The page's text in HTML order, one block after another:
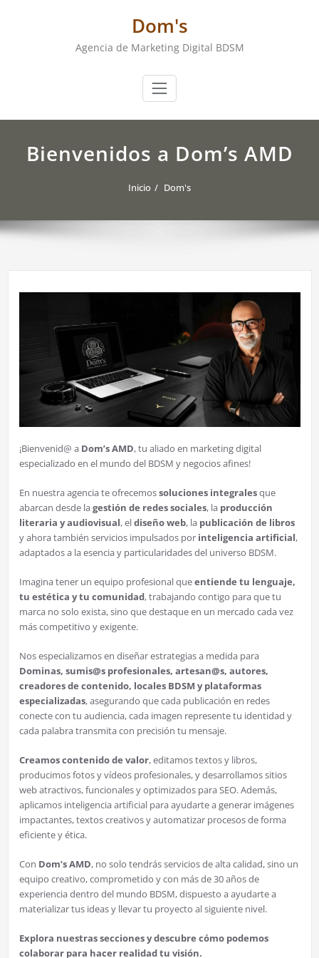
Dom's
Agencia de Marketing Digital BDSM
Bienvenidos a Dom’s AMD
Inicio Dom's
¡Bienvenid@ a Dom’s AMD, tu aliado en marketing digital
especializado en el mundo del BDSM y negocios afines!
En nuestra agencia te ofrecemossoluciones integralesque
abarcan desde lagestión de redes sociales, la producción
literaria y audiovisual, eldiseño web, la publicación de libros
y ahora también servicios impulsados por inteligencia artificial,
adaptados a la esencia y particularidades del universo BDSM.
Imagina tener un equipo profesional queentiende tu lenguaje,
tu estética y tu comunidad, trabajando contigo para que tu
marca no solo exista, sino que destaque en un mercado cada vez
más competitivo y exigente.
Nos especializamos en diseñar estrategias a medida para
Dominas, sumis@s profesionales, artesan@s, autores,
creadores de contenido, locales BDSM y plataformas
especializadas, asegurando que cada publicación en redes
conecte con tu audiencia, cada imagen represente tu identidad y
cada palabra transmita con precisión tu mensaje.
Creamos contenido de valor, editamos textos y libros,
producimos fotos y vídeos profesionales, y desarrollamos sitios
web atractivos, funcionales y optimizados para SEO. Además,
aplicamos inteligencia artificial para ayudarte a generar imágenes
impactantes, textos creativos y automatizar procesos de forma
eficiente y ética.
Con Dom’s AMD, no solo tendrás servicios de alta calidad, sino un
equipo creativo, comprometido y con más de 30 años de
experiencia dentro del mundo BDSM, dispuesto a ayudarte a
materializar tus ideas y llevar tu proyecto al siguiente nivel.
Explora nuestras secciones y descubre cómo podemos
colaborar para hacer realidad tu visión.